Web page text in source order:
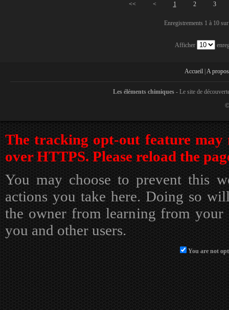
<< < 1 2 3
Enregistrements 1 à 10
Afficher
Accueil| A propos
Les éléments chimiques - Le site de
The tracking opt-out feature may
over HTTPS. Please reload the
You may choose to prevent this
actions you take here. Doing so
the owner from learning from your
you and other users.
You are not